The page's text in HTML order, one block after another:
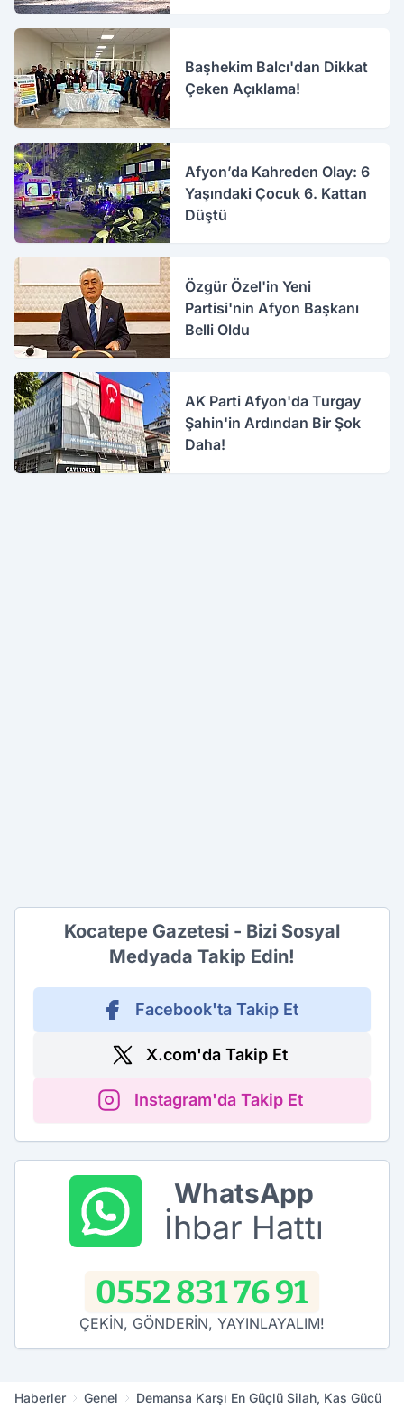
Başhekim Balcı'dan Dikkat
Çeken Açıklama!
Afyon’da Kahreden Olay: 6
Yaşındaki Çocuk 6. Kattan
Düştü
Özgür Özel'in Yeni
Partisi'nin Afyon Başkanı
Belli Oldu
AK Parti Afyon'da Turgay
Şahin'in Ardından Bir Şok
Daha!
Kocatepe Gazetesi - Bizi Sosyal
Medyada Takip Edin!
Facebook'ta Takip Et
X.com'da Takip Et
Instagram'da Takip Et
WhatsApp
İhbar Hattı
0552 831 76 91
ÇEKİN, GÖNDERİN, YAYINLAYALIM!
Haberler Genel Demansa Karşı En Güçlü Silah, Kas Gücü